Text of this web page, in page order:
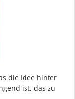
die Idee hinter
ist, das zu